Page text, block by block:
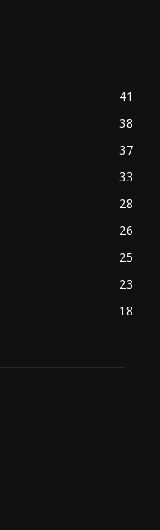
41
38
37
33
28
26
25
23
18